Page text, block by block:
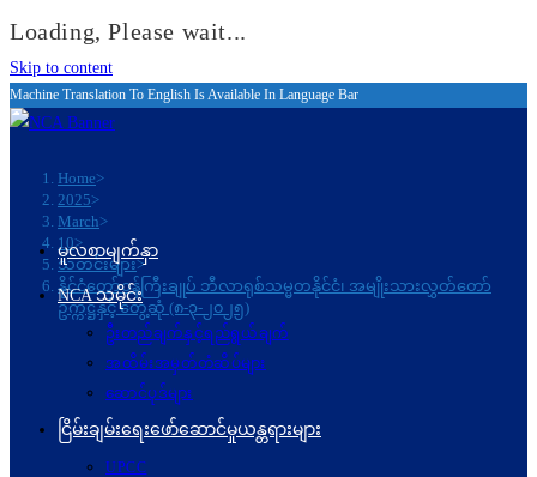
Loading, Please wait...
Skip to content
Machine Translation To English Is Available In Language Bar
Home>
2025>
March>
10>
သတင်းများ>
နိုင်ငံတော်ဝန်ကြီးချုပ် ဘီလာရုစ်သမ္မတနိုင်ငံ၊ အမျိုးသားလွှတ်တော်
ဥက္ကဋ္ဌနှင့် တွေ့ဆုံ (၈-၃-၂၀၂၅)
မူလစာမျက်နှာ
NCA သမိုင်း
ဦးတည်ချက်နှင့်ရည်ရွယ်ချက်
အထိမ်းအမှတ်တံဆိပ်များ
ဆောင်ပုဒ်များ
ငြိမ်းချမ်းရေးဖော်‌ဆောင်မှုယန္တရားများ
UPCC